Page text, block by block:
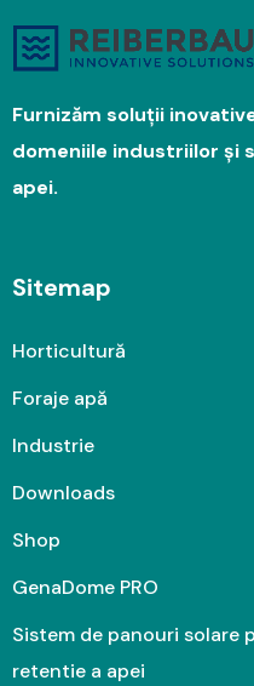
Furnizăm soluții
domeniile industriilor și
apei.
Sitemap
Horticultură
Foraje apă
Industrie
Downloads
Shop
GenaDome PRO
Sistem de panouri solare
retentie a apei